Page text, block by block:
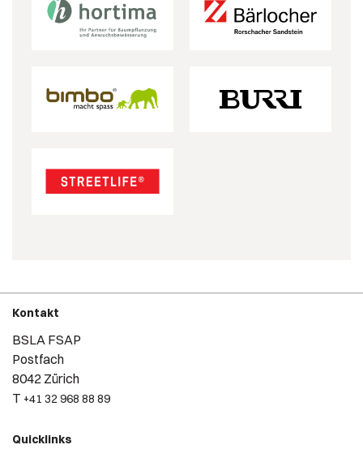
Kontakt
BSLA FSAP
Postfach
8042 Zürich
T +41 32 968 88 89
Quicklinks